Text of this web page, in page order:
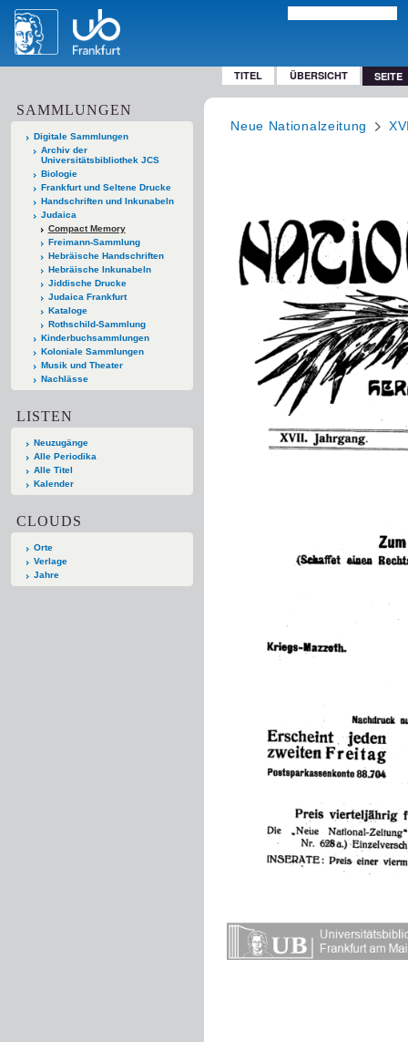
TITEL ÜBERSICHT SEITE
SAMMLUNGEN
Digitale Sammlungen
Archiv der
Universitätsbibliothek JCS
Biologie
Frankfurt und Seltene Drucke
Handschriften und Inkunabeln
Judaica
Compact Memory
Freimann-Sammlung
Hebräische Handschriften
Hebräische Inkunabeln
Jiddische Drucke
Judaica Frankfurt
Kataloge
Rothschild-Sammlung
Kinderbuchsammlungen
Koloniale Sammlungen
Musik und Theater
Nachlässe
LISTEN
Neuzugänge
Alle Periodika
Alle Titel
Kalender
CLOUDS
Orte
Verlage
Jahre
Neue Nationalzeitung